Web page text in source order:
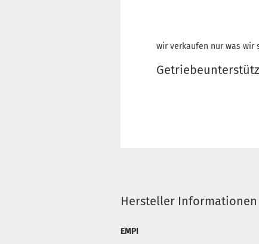
wir verkaufen nur was wir
Hersteller Informationen
EMPI